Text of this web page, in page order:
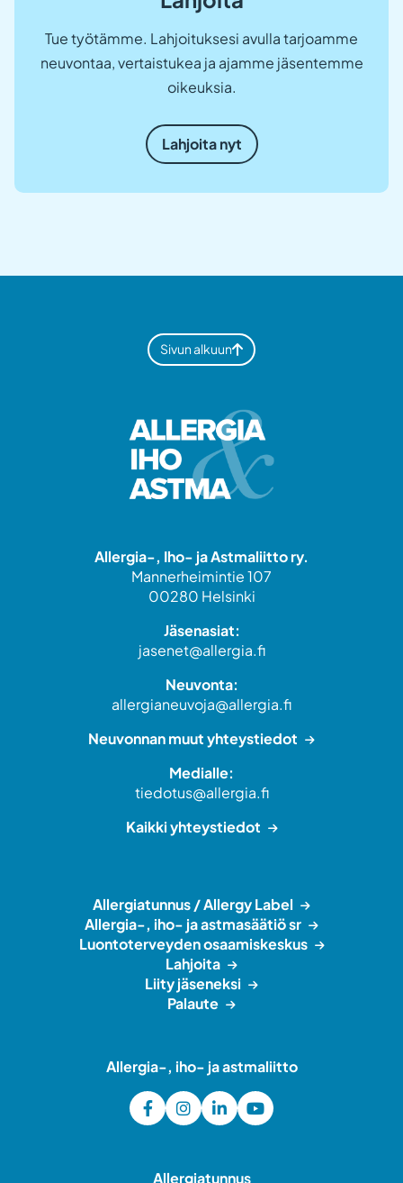
Tue työtämme. Lahjoituksesi avulla tarjoamme
neuvontaa, vertaistukea ja ajamme jäsentemme
oikeuksia.
Lahjoita nyt
Sivun alkuun
Allergia-, Iho- ja Astmaliitto ry.
Mannerheimintie 107
00280 Helsinki
Jäsenasiat:
jasenet@allergia.fi
Neuvonta:
allergianeuvoja@allergia.fi
Neuvonnan muut yhteystiedot
Medialle:
tiedotus@allergia.fi
Kaikki yhteystiedot
Allergiatunnus / Allergy Label
Allergia-, iho- ja astmasäätiö sr
Luontoterveyden osaamiskeskus
Lahjoita
Liity jäseneksi
Palaute
Allergia-, iho- ja astmaliitto
Allergiatunnus